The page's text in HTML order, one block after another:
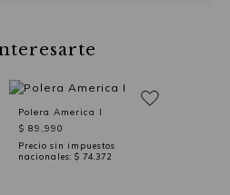
Polera America I
$ 89,990
Precio sin impuestos
nacionales: $ 74,372